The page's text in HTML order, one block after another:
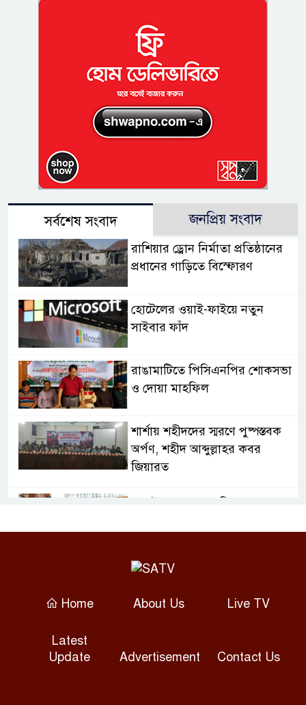
সর্বশেষ সংবাদ জনপ্রিয় সংবাদ
রাশিয়ার ড্রোন নির্মাতা প্রতিষ্ঠানের
প্রধানের গাড়িতে বিস্ফোরণ
হোটেলের ওয়াই-ফাইয়ে নতুন
সাইবার ফাঁদ
রাঙামাটিতে পিসিএনপির শোকসভা
ও দোয়া মাহফিল
শার্শায় শহীদদের স্মরণে পুষ্পস্তবক
অর্পণ, শহীদ আব্দুল্লাহর কবর
জিয়ারত
গ্যাস সংকটে বিপর্যস্ত প্লাস্টিক ও
দিয়ে ভারত দ্বিমুখী নীতি দেখাচ্ছে:
Home About Us Live TV
Latest
Update
Advertisement Contact Us